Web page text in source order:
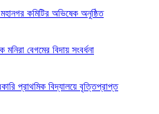
কমিটির অভিষেক অনুষ্ঠিত
বেগমের বিদায় সংবর্ধনা
প্রাথমিক বিদ্যালয়ে বৃত্তিপ্রাপ্ত